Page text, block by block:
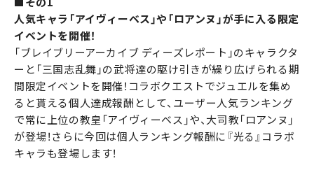
人気キャラ「アイヴィーベス」や「ロアンヌ」が手に入る限定
イベントを開催！
「ブレイブリーアーカイブ ディーズレポート」のキャラクタ
ーと「三国志乱舞」の武将達の駆け引きが繰り広げられる期
間限定イベントを開催！コラボクエストでジュエルを集め
ると貰える個人達成報酬として、ユーザー人気ランキング
で常に上位の教皇「アイヴィーベス」や、大司教「ロアンヌ」
が登場！さらに今回は個人ランキング報酬に『光る』コラボ
キャラも登場します！